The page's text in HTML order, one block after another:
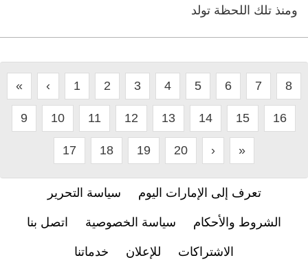
ومنذ تلك اللحظة تولد
« ‹ 1 2 3 4 5 6 7 8
9 10 11 12 13 14 15 16
17 18 19 20 › »
تعرف إلى الإمارات اليوم سياسة التحرير
الشروط والأحكام سياسة الخصوصية اتصل بنا
الاشتراكات للإعلان خدماتنا